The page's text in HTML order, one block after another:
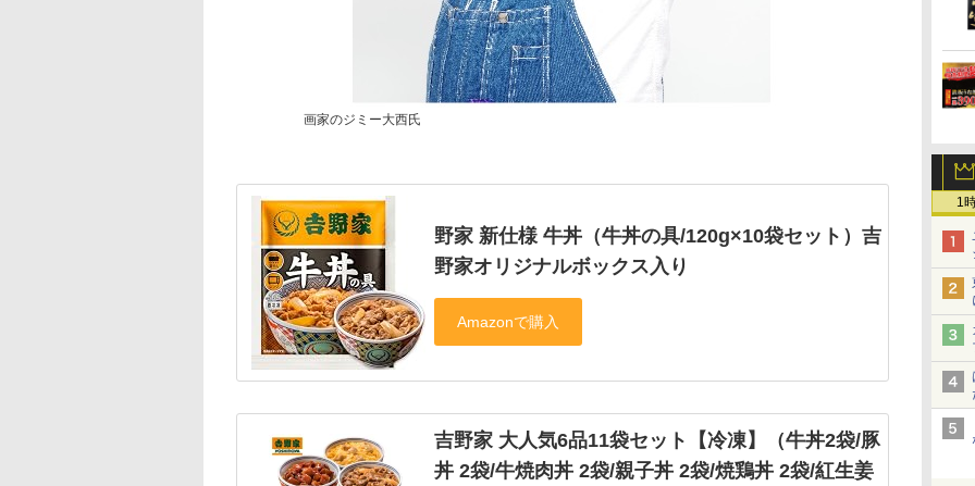
1
画家のジミー大西氏
野家 新仕様 牛丼（牛丼の具/120g×10袋セット）吉
野家オリジナルボックス入り
吉野家 大人気6品11袋セット【冷凍】（牛丼2袋/豚
丼 2袋/牛焼肉丼 2袋/親子丼 2袋/焼鶏丼 2袋/紅生姜